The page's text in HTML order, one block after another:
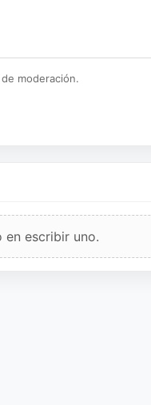
moderación.
en escribir uno.